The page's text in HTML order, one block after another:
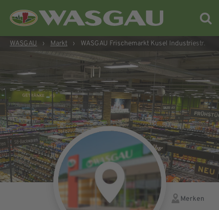
WASGAU › Markt › WASGAU Frischemarkt Kusel Industriestr.
Merken